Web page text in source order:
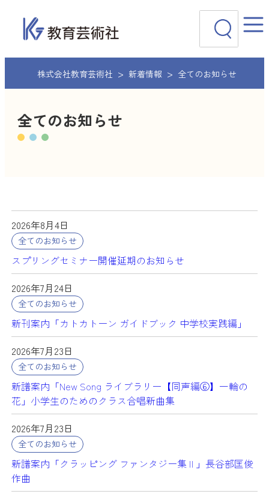
キ
株式会社教育芸術社 新着情報 全てのお知らせ
全てのお知らせ
2026年8月4日
全てのお知らせ
スプリングセミナー開催延期のお知らせ
2026年7月24日
全てのお知らせ
新刊案内「カトカトーン ガイドブック 中学校実践編」
2026年7月23日
全てのお知らせ
新譜案内「New Song ライブラリー【同声編⑥】一輪の
花」小学生のためのクラス合唱新曲集
2026年7月23日
全てのお知らせ
新譜案内「クラッピング ファンタジー集Ⅱ」長谷部匡俊
作曲